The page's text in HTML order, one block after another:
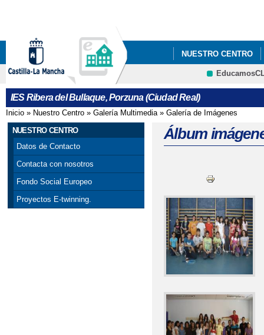
NUESTRO CENTRO
IES Ribera del Bullaque, Porzuna (Ciudad Real)
Se encuentra usted aquí
Inicio » Nuestro Centro » Galería Multimedia» Galería de Imágenes
NUESTRO CENTRO
Datos de Contacto
Contacta con nosotros
Fondo Social Europeo
Proyectos E-twinning.
Álbum